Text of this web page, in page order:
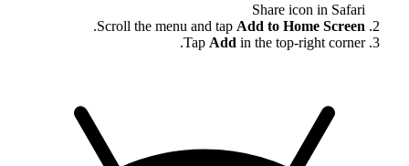
Share icon in Safari
Scroll the menu and tap Add to Home Screen
.
Tap Add in the top-right corner.